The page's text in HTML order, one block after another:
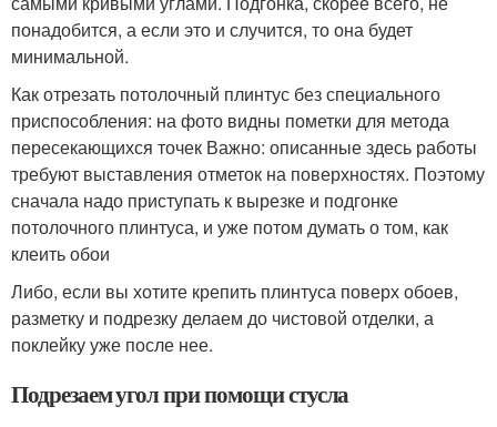
понадобится, а если это и случится, то она будет
минимальной.
Как отрезать потолочный плинтус без специального
приспособления: на фото видны пометки для метода
пересекающихся точек Важно: описанные здесь работы
требуют выставления отметок на поверхностях. Поэтому
сначала надо приступать к вырезке и подгонке
потолочного плинтуса, и уже потом думать о том, как
клеить обои
Либо, если вы хотите крепить плинтуса поверх обоев,
разметку и подрезку делаем до чистовой отделки, а
поклейку уже после нее.
Подрезаем угол при помощи стусла